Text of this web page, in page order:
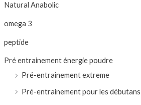
Natural Anabolic
omega 3
peptide
Pré entrainement énergie poudre
Pré-entrainement extreme
Pré-entrainement pour les débutans